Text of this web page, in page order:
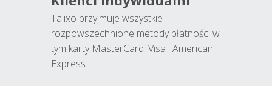
Talixo przyjmuje wszystkie
rozpowszechnione metody płatności w
tym karty MasterCard, Visa i American
Express.